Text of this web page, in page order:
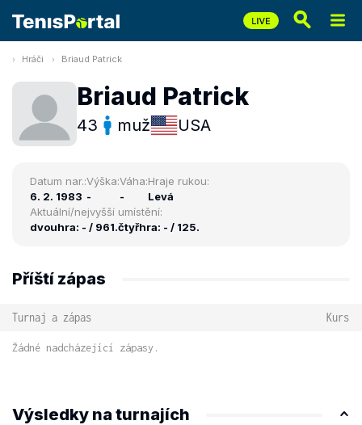
Hráči Briaud Patrick
Briaud Patrick
43 muž USA
Datum nar.:
6. 2. 1983
Výška:
-
Váha:
-
Hraje rukou:
Levá
Aktuální/nejvyšší umístění:
dvouhra: - / 961.čtyřhra: - / 125.
Příští zápas
Turnaj a zápas Kurs
Žádné nadcházející zápasy.
Výsledky na turnajích